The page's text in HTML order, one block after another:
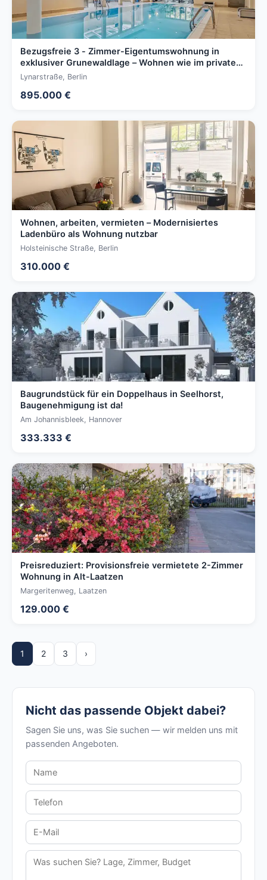
Bezugsfreie 3 - Zimmer-Eigentumswohnung in
exklusiver Grunewaldlage – Wohnen wie im privaten
Resort
Lynarstraße, Berlin
895.000 €
Wohnen, arbeiten, vermieten – Modernisiertes
Ladenbüro als Wohnung nutzbar
Holsteinische Straße, Berlin
310.000 €
Baugrundstück für ein Doppelhaus in Seelhorst,
Baugenehmigung ist da!
Am Johannisbleek, Hannover
333.333 €
Preisreduziert: Provisionsfreie vermietete 2-Zimmer
Wohnung in Alt-Laatzen
Margeritenweg, Laatzen
129.000 €
1 2 3 ›
Nicht das passende Objekt dabei?
Sagen Sie uns, was Sie suchen — wir melden uns mit
passenden Angeboten.